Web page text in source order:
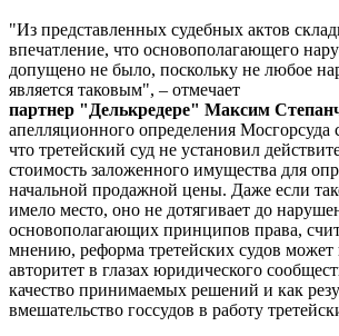
"Из представленных судебных актов
впечатление, что основополагающего
допущено не было, поскольку не любое
является таковым", – отмечает
партнер "Делькредере" Максим
апелляционного определения Мосгорсуда
что третейский суд не установил
стоимость заложенного имущества для
начальной продажной цены. Даже если
имело место, оно не дотягивает до
основополагающих принципов права,
мнению, реформа третейских судов
авторитет в глазах юридического
качество принимаемых решений и как
вмешательство госсудов в работу